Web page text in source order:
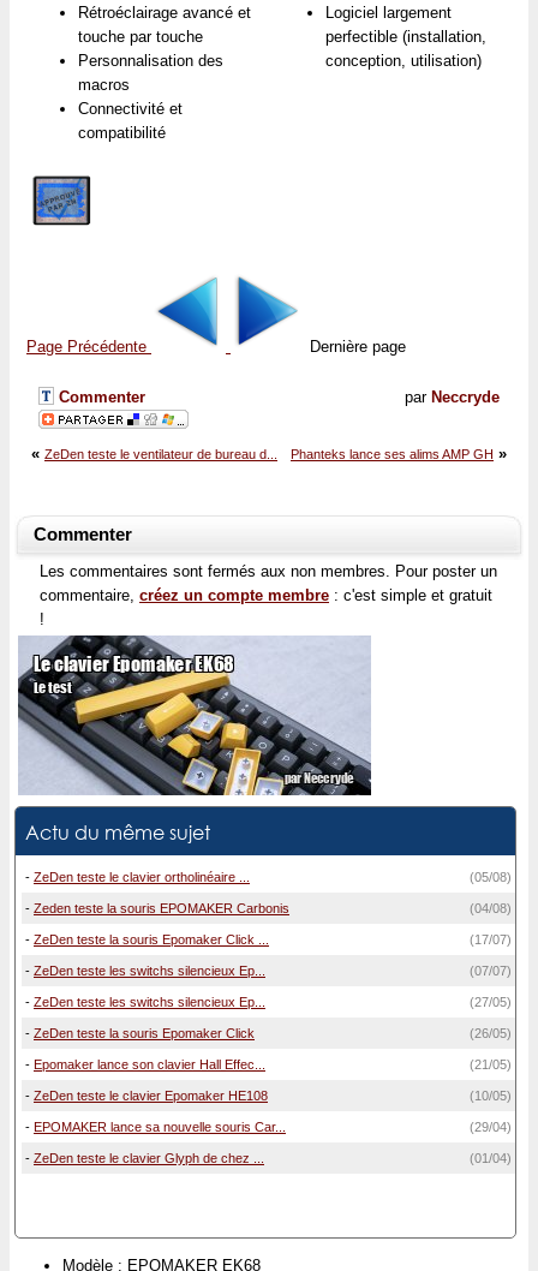
Rétroéclairage avancé et
touche par touche
Personnalisation des
macros
Connectivité et
compatibilité
Logiciel largement
perfectible (installation,
conception, utilisation)
Page Précédente Dernière page
par Neccryde
Commenter
Phanteks lance ses alims AMP GH »
« ZeDen teste le ventilateur de bureau d...
Commenter
Les commentaires sont fermés aux non membres. Pour poster un
commentaire, créez un compte membre : c'est simple et gratuit
!
Actu du même sujet
- ZeDen teste le clavier ortholinéaire ... (05/08)
- Zeden teste la souris EPOMAKER Carbonis (04/08)
- ZeDen teste la souris Epomaker Click ... (17/07)
- ZeDen teste les switchs silencieux Ep... (07/07)
- ZeDen teste les switchs silencieux Ep... (27/05)
- ZeDen teste la souris Epomaker Click (26/05)
- Epomaker lance son clavier Hall Effec... (21/05)
- ZeDen teste le clavier Epomaker HE108 (10/05)
- EPOMAKER lance sa nouvelle souris Car... (29/04)
- ZeDen teste le clavier Glyph de chez ... (01/04)
Modèle : EPOMAKER EK68